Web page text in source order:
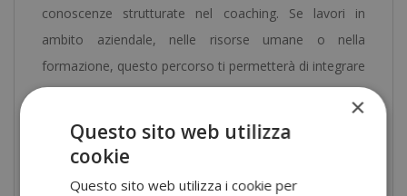
conoscenze strutturate nel coaching. Se lavori in
ambito aziendale, nelle risorse umane o nella
formazione, questo percorso ti permetterà di integrare
strumenti e metodologie utili per comprendere meglio
È ideale anche se desideri migliorare il tuo profilo
professionale con competenze trasversali altamente
×
Questo sito web utilizza
cookie
Questo sito web utilizza i cookie per